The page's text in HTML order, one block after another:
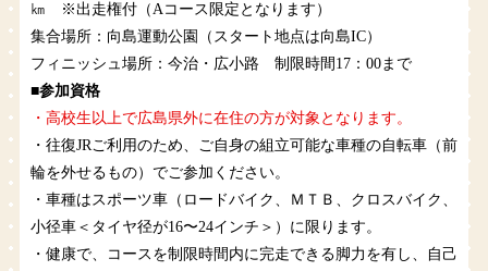
㎞ ※出走権付（Aコース限定となります）
集合場所：向島運動公園（スタート地点は向島IC）
フィニッシュ場所：今治・広小路 制限時間17：00まで
■参加資格
・高校生以上で広島県外に在住の方が対象となります。
・往復JRご利用のため、ご自身の組立可能な車種の自転車（前
輪を外せるもの）でご参加ください。
・車種はスポーツ車（ロードバイク、ＭＴＢ、クロスバイク、
小径車＜タイヤ径が16〜24インチ＞）に限ります。
・健康で、コースを制限時間内に完走できる脚力を有し、自己